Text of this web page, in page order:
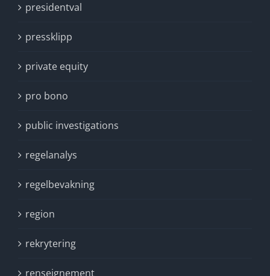
presidentval
pressklipp
private equity
pro bono
public investigations
regelanalys
regelbevakning
region
rekrytering
renseignement